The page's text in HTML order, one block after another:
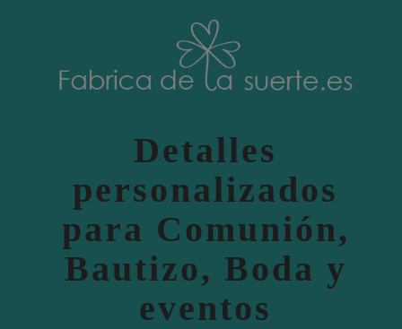
Detalles
personalizados
para Comunión,
Bautizo, Boda y
eventos